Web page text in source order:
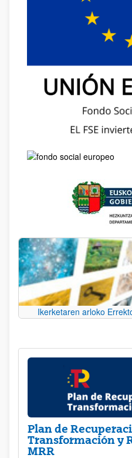
Ikerketaren arloko
Plan de
Transformación y
MRR